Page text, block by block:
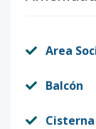
Area
Balcón
Cisterna